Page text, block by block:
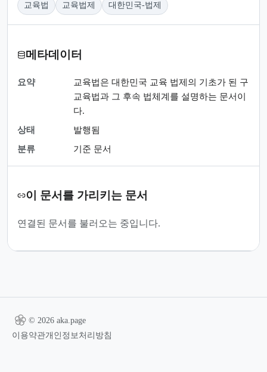
교육법 교육법제 대한민국-법제
메타데이터
요약
교육법은 대한민국 교육 법제의 기초가 된 구
교육법과 그 후속 법체계를 설명하는 문서이
다.
상태
발행됨
분류
기준 문서
이 문서를 가리키는 문서
연결된 문서를 불러오는 중입니다.
© 2026 aka.page
이용약관개인정보처리방침